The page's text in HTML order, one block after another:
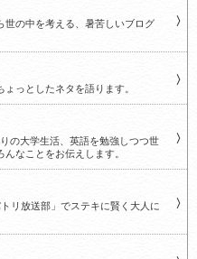
世の中を考える、暑苦しいブログ
っとしたネタを語ります。
の大学生活、英語を勉強しつつ世
なことをお伝えします。
リ放送部」でステキに賢く大人に